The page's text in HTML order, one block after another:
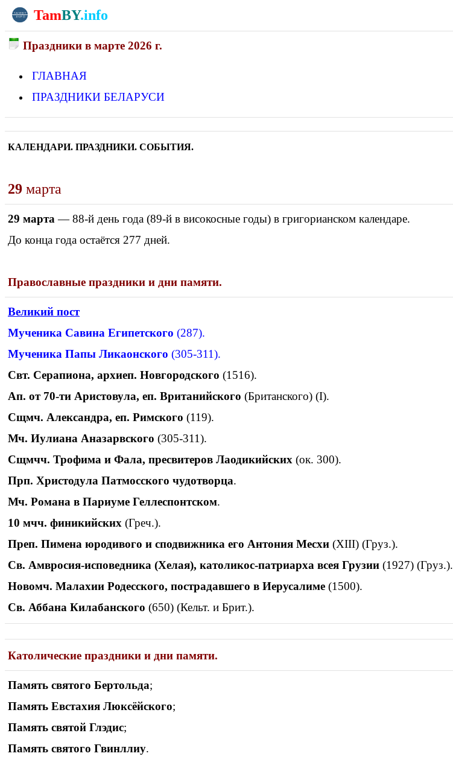
TamBY.info
Праздники в марте 2026 г.
ГЛАВНАЯ
ПРАЗДНИКИ БЕЛАРУСИ
КАЛЕНДАРИ. ПРАЗДНИКИ. СОБЫТИЯ.
29 марта
29 марта — 88-й день года (89-й в високосные годы) в григорианском календаре.
До конца года остаётся 277 дней.
Православные праздники и дни памяти.
Великий пост
Мученика Савина Египетского (287).
Мученика Папы Ликаонского (305-311).
Свт. Серапиона, архиеп. Новгородского (1516).
Ап. от 70-ти Аристовула, еп. Вританийского (Британского) (I).
Сщмч. Александра, еп. Римского (119).
Мч. Иулиана Аназарвского (305-311).
Сщмчч. Трофима и Фала, пресвитеров Лаодикийских (ок. 300).
Прп. Христодула Патмосского чудотворца.
Мч. Романа в Париуме Геллеспонтском.
10 мчч. финикийских (Греч.).
Преп. Пимена юродивого и сподвижника его Антония Месхи (XIII) (Груз.).
Св. Амвросия-исповедника (Хелая), католикос-патриарха всея Грузии (1927) (Груз.).
Новомч. Малахии Родесского, пострадавшего в Иерусалиме (1500).
Св. Аббана Килабанского (650) (Кельт. и Брит.).
Католические праздники и дни памяти.
Память святого Бертольда;
Память Евстахия Люксёйского;
Память святой Глэдис;
Память святого Гвинллиу.